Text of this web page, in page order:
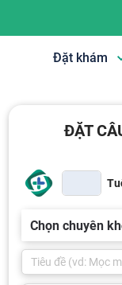
Đặt khám
ĐẶT
Chọn chuyên